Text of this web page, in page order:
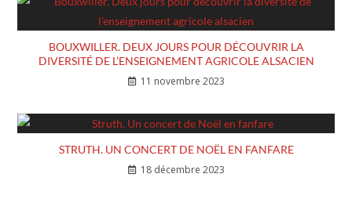
BOUXWILLER. DEUX JOURS POUR DÉCOUVRIR LA
DIVERSITÉ DE L’ENSEIGNEMENT AGRICOLE ALSACIEN
11 novembre 2023
STRUTH. UN CONCERT DE NOËL EN FANFARE
18 décembre 2023